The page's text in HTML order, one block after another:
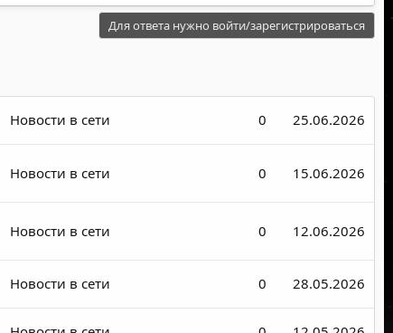
Для ответа нужно войти/зарегистрироваться
Новости в сети 0 25.06.2026
Новости в сети 0 15.06.2026
Новости в сети 0 12.06.2026
Новости в сети 0 28.05.2026